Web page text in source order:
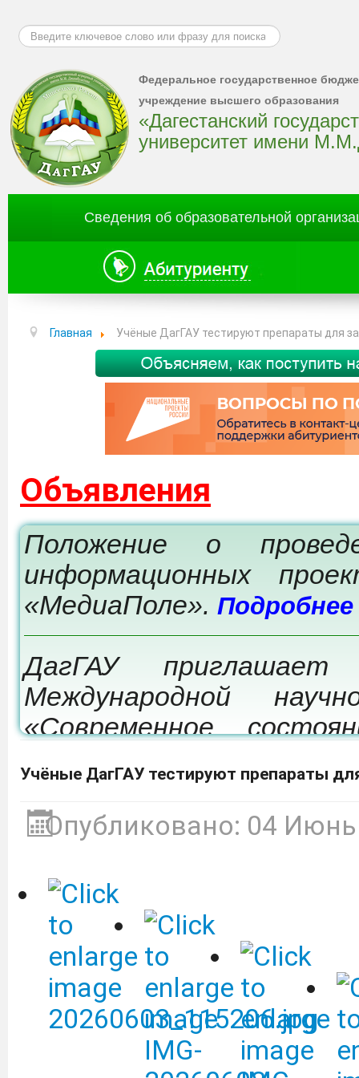
Искать...
Федеральное государственное
учреждение высшего образования
«Дагестанский
университет имени
Сведения об образовательной
Главная Учёные ДагГАУ тестируют препараты для
Объявления
Положение о
информационных
«МедиаПоле». Подробнее
ДагГАУ
Международной
«Современное
которая состоится 24-
Депобразования
участие в
культуре
ВТБ (ПАО).Подробнее
Объявление о сдаче в
оборудованием.
Учёные ДагГАУ тестируют препараты
Опубликовано: 04